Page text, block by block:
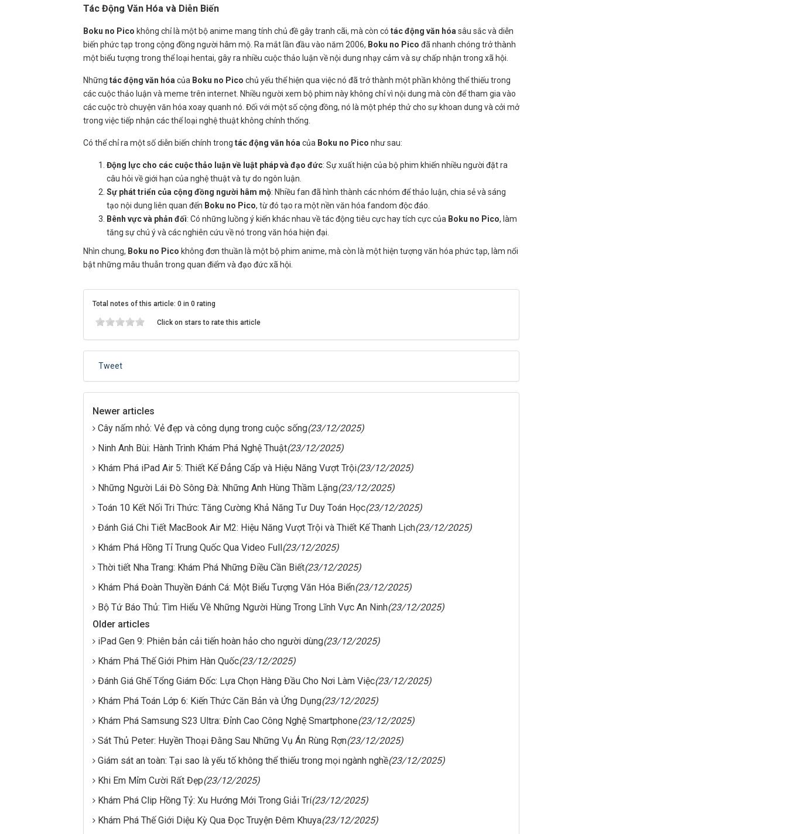
Tác Động Văn Hóa và Diễn Biến
Boku no Pico không chỉ là một bộ anime mang tính chủ đề gây tranh cãi, mà còn có tác động văn hóa sâu sắc và diễn
biến phức tạp trong cộng đồng người hâm mộ. Ra mắt lần đầu vào năm 2006, Boku no Pico đã nhanh chóng trở thành
một biểu tượng trong thể loại hentai, gây ra nhiều cuộc thảo luận về nội dung nhạy cảm và sự chấp nhận trong xã hội.
Những tác động văn hóa của Boku no Pico chủ yếu thể hiện qua việc nó đã trở thành một phần không thể thiếu trong
các cuộc thảo luận và meme trên internet. Nhiều người xem bộ phim này không chỉ vì nội dung mà còn để tham gia vào
các cuộc trò chuyện văn hóa xoay quanh nó. Đối với một số cộng đồng, nó là một phép thử cho sự khoan dung và cởi mở
trong việc tiếp nhận các thể loại nghệ thuật không chính thống.
Có thể chỉ ra một số diễn biến chính trong tác động văn hóa của Boku no Pico như sau:
Động lực cho các cuộc thảo luận về luật pháp và đạo đức: Sự xuất hiện của bộ phim khiến nhiều người đặt ra
câu hỏi về giới hạn của nghệ thuật và tự do ngôn luận.
Sự phát triển của cộng đồng người hâm mộ: Nhiều fan đã hình thành các nhóm để thảo luận, chia sẻ và sáng
tạo nội dung liên quan đến Boku no Pico, từ đó tạo ra một nền văn hóa fandom độc đáo.
Bênh vực và phản đối: Có những luồng ý kiến khác nhau về tác động tiêu cực hay tích cực của Boku no Pico, làm
tăng sự chú ý và các nghiên cứu về nó trong văn hóa hiện đại.
Nhìn chung, Boku no Pico không đơn thuần là một bộ phim anime, mà còn là một hiện tượng văn hóa phức tạp, làm nổi
bật những mâu thuẫn trong quan điểm và đạo đức xã hội.
Total notes of this article: 0 in 0 rating
Click on stars to rate this article
Tweet
Newer articles
Cây nấm nhỏ: Vẻ đẹp và công dụng trong cuộc sống(23/12/2025)
Ninh Anh Bùi: Hành Trình Khám Phá Nghệ Thuật(23/12/2025)
Khám Phá iPad Air 5: Thiết Kế Đẳng Cấp và Hiệu Năng Vượt Trội(23/12/2025)
Những Người Lái Đò Sông Đà: Những Anh Hùng Thầm Lặng(23/12/2025)
Toán 10 Kết Nối Tri Thức: Tăng Cường Khả Năng Tư Duy Toán Học(23/12/2025)
Đánh Giá Chi Tiết MacBook Air M2: Hiệu Năng Vượt Trội và Thiết Kế Thanh Lịch(23/12/2025)
Khám Phá Hồng Tỉ Trung Quốc Qua Video Full(23/12/2025)
Thời tiết Nha Trang: Khám Phá Những Điều Cần Biết(23/12/2025)
Khám Phá Đoàn Thuyền Đánh Cá: Một Biểu Tượng Văn Hóa Biển(23/12/2025)
Bộ Tứ Báo Thủ: Tìm Hiểu Về Những Người Hùng Trong Lĩnh Vực An Ninh(23/12/2025)
Older articles
iPad Gen 9: Phiên bản cải tiến hoàn hảo cho người dùng(23/12/2025)
Khám Phá Thế Giới Phim Hàn Quốc(23/12/2025)
Đánh Giá Ghế Tổng Giám Đốc: Lựa Chọn Hàng Đầu Cho Nơi Làm Việc(23/12/2025)
Khám Phá Toán Lớp 6: Kiến Thức Căn Bản và Ứng Dụng(23/12/2025)
Khám Phá Samsung S23 Ultra: Đỉnh Cao Công Nghệ Smartphone(23/12/2025)
Sát Thủ Peter: Huyền Thoại Đằng Sau Những Vụ Án Rùng Rợn(23/12/2025)
Giám sát an toàn: Tại sao là yếu tố không thể thiếu trong mọi ngành nghề(23/12/2025)
Khi Em Mỉm Cười Rất Đẹp(23/12/2025)
Khám Phá Clip Hồng Tỷ: Xu Hướng Mới Trong Giải Trí(23/12/2025)
Khám Phá Thế Giới Diệu Kỳ Qua Đọc Truyện Đêm Khuya(23/12/2025)